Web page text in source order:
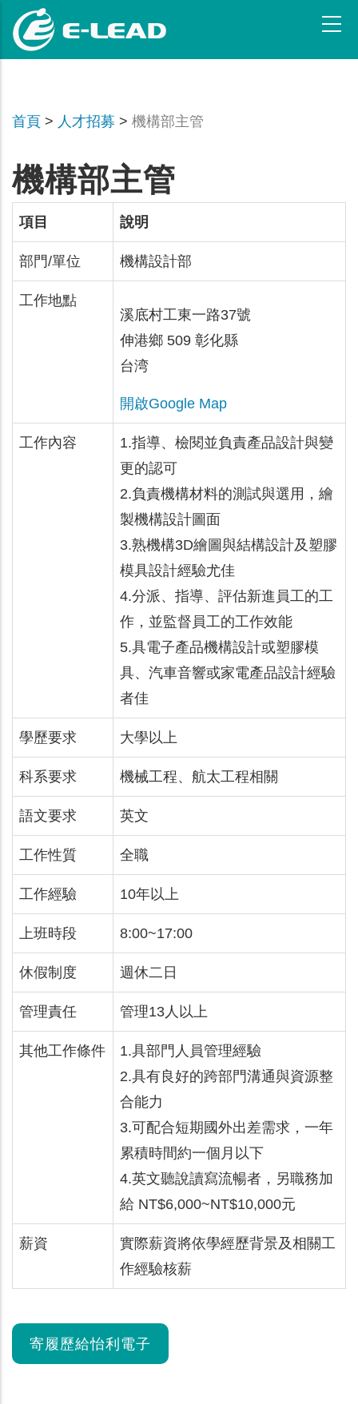
移
動
首頁 > 人才招募 > 機構部主管
機構部主管
項目 說明
部門/單位 機構設計部
工作地點
溪底村工東一路37號
伸港鄉 509 彰化縣
台湾
開啟Google Map
工作內容
1.指導、檢閱並負責產品設計與變
更的認可
2.負責機構材料的測試與選用，繪
製機構設計圖面
3.熟機構3D繪圖與結構設計及塑膠
模具設計經驗尤佳
4.分派、指導、評估新進員工的工
作，並監督員工的工作效能
5.具電子產品機構設計或塑膠模
具、汽車音響或家電產品設計經驗
者佳
學歷要求 大學以上
科系要求 機械工程、航太工程相關
語文要求 英文
工作性質 全職
工作經驗 10年以上
上班時段 8:00~17:00
休假制度 週休二日
管理責任 管理13人以上
其他工作條件
1.具部門人員管理經驗
2.具有良好的跨部門溝通與資源整
合能力
3.可配合短期國外出差需求，一年
累積時間約一個月以下
4.英文聽說讀寫流暢者，另職務加
給 NT$6,000~NT$10,000元
薪資
實際薪資將依學經歷背景及相關工
作經驗核薪
寄履歷給怡利電子